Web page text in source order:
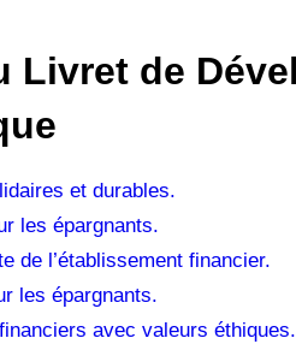
Livret de
et durables.
les épargnants.
de l’établissement financier.
les épargnants.
avec valeurs éthiques.